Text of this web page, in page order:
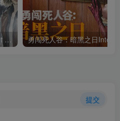
生化危机9：安魂曲 Resident Evil RequiemBuild.21960597官方中文免安装版
提交